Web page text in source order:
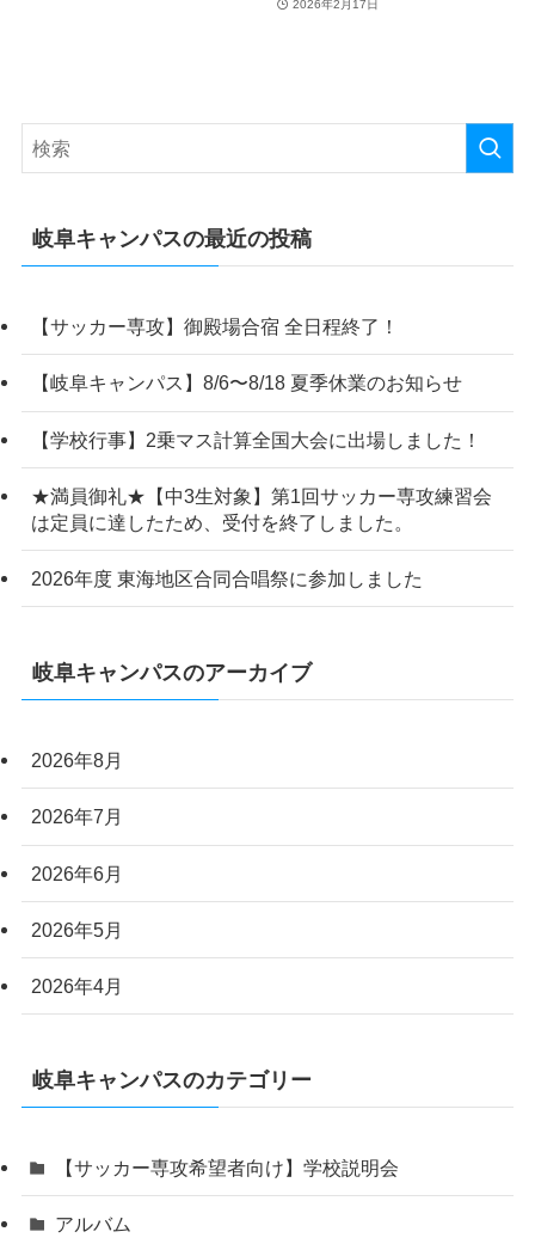
2026年2月17日
岐阜キャンパスの最近の投稿
【サッカー専攻】御殿場合宿 全日程終了！
【岐阜キャンパス】8/6〜8/18 夏季休業のお知らせ
【学校行事】2乗マス計算全国大会に出場しました！
★満員御礼★【中3生対象】第1回サッカー専攻練習会
は定員に達したため、受付を終了しました。
2026年度 東海地区合同合唱祭に参加しました
岐阜キャンパスのアーカイブ
2026年8月
2026年7月
2026年6月
2026年5月
2026年4月
岐阜キャンパスのカテゴリー
【サッカー専攻希望者向け】学校説明会
アルバム